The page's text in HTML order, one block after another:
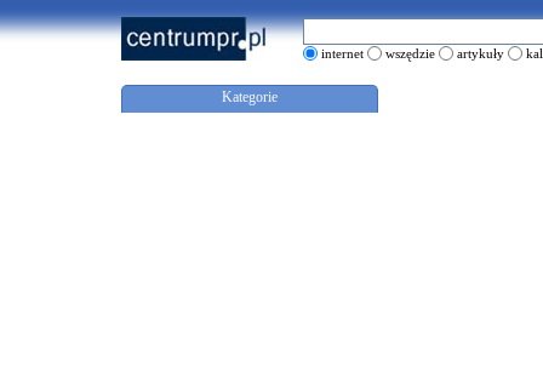
internet wszędzie artykuły
Kategorie